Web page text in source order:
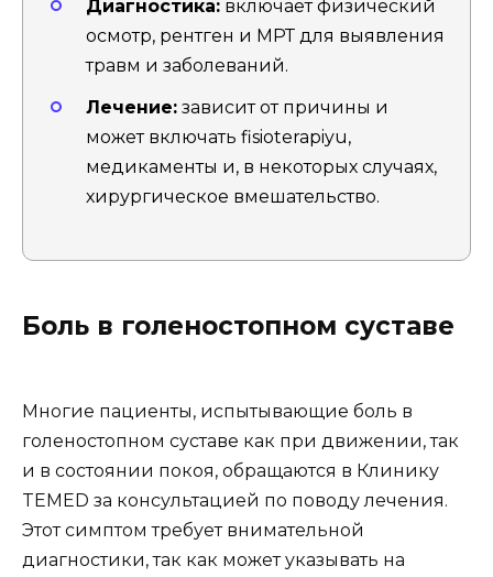
Диагностика: включает физический
осмотр, рентген и МРТ для выявления
травм и заболеваний.
Лечение: зависит от причины и
может включать fisioterapiyu,
медикаменты и, в некоторых случаях,
хирургическое вмешательство.
Боль в голеностопном суставе
Многие пациенты, испытывающие боль в
голеностопном суставе как при движении, так
и в состоянии покоя, обращаются в Клинику
TEMED за консультацией по поводу лечения.
Этот симптом требует внимательной
диагностики, так как может указывать на